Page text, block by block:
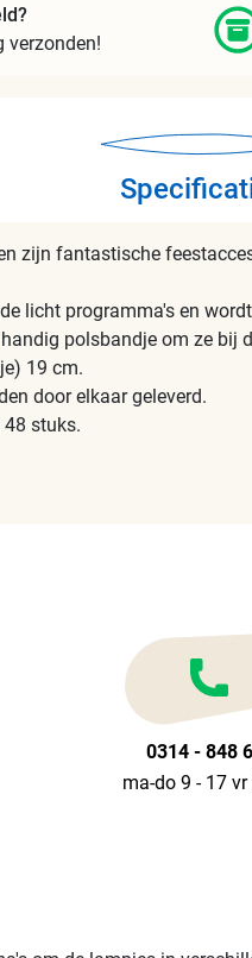
verzonden!
zijn fantastische
licht programma's en
polsbandje om ze bij
19 cm.
door elkaar geleverd.
stuks.
0314 - 848
ma-do 9 - 17 vr